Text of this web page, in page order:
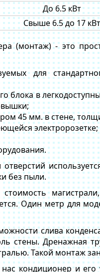
До 6.5 кВт
Свыше 6.5 до 17 кВт
(монтаж) - это
для
блока в
45 мм. в стене,
электророзетке;
без пыли.
Один метр для
слива
стены. Дренажная
Такой монтаж
кондиционер и